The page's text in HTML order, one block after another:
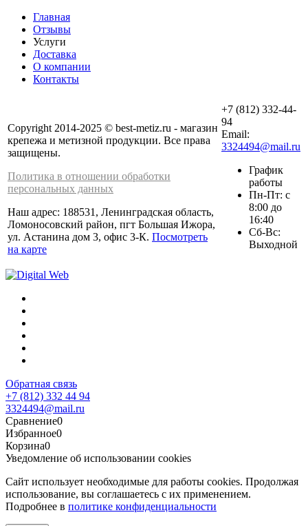
Главная
Отзывы
Услуги
Доставка
О компании
Контакты
Copyright 2014-2025 © best-metiz.ru - магазин
крепежа и метизной продукции. Все права
защищены.
Политика в отношении обработки
персональных данных
Наш адрес: 188531, Ленинградская область,
Ломоносовский район, пгт Большая Ижора,
ул. Астанина дом 3, офис 3-К. Посмотреть
на карте
+7 (812) 332-44-
94
Email:
3324494@mail.ru
График
работы
Пн-Пт: с
8:00 до
16:40
Сб-Вс:
Выходной
Обратная связь
+7 (812) 332 44 94
3324494@mail.ru
Сравнение0
Избранное0
Корзина0
Уведомление об использовании cookies
Сайт использует необходимые для работы cookies. Продолжая
использование, вы соглашаетесь с их применением.
Подробнее в политике конфиденциальности